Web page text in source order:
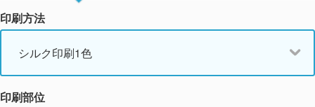
印刷方法
シルク印刷1色
印刷部位